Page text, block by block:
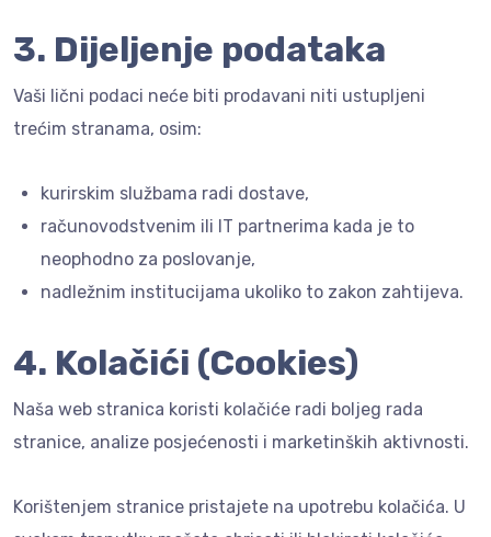
3. Dijeljenje podataka
Vaši lični podaci neće biti prodavani niti ustupljeni
trećim stranama, osim:
kurirskim službama radi dostave,
računovodstvenim ili IT partnerima kada je to
neophodno za poslovanje,
nadležnim institucijama ukoliko to zakon zahtijeva.
4. Kolačići (Cookies)
Naša web stranica koristi kolačiće radi boljeg rada
stranice, analize posjećenosti i marketinških aktivnosti.
Korištenjem stranice pristajete na upotrebu kolačića. U